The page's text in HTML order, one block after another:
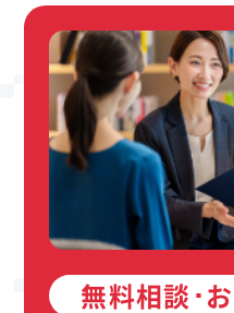
無料相談･